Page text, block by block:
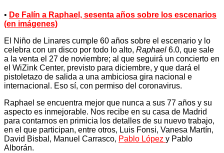
• De Falín a Raphael, sesenta años sobre los escenarios
(en imágenes)
El Niño de Linares cumple 60 años sobre el escenario y lo
celebra con un disco por todo lo alto, Raphael 6.0, que sale
a la venta el 27 de noviembre; al que seguirá un concierto en
el WiZink Center, previsto para diciembre, y que dará el
pistoletazo de salida a una ambiciosa gira nacional e
internacional. Eso sí, con permiso del coronavirus.
Raphael se encuentra mejor que nunca a sus 77 años y su
aspecto es inmejorable. Nos recibe en su casa de Madrid
para contarnos en primicia los detalles de su nuevo trabajo,
en el que participan, entre otros, Luis Fonsi, Vanesa Martín,
David Bisbal, Manuel Carrasco, Pablo López y Pablo
Alborán.